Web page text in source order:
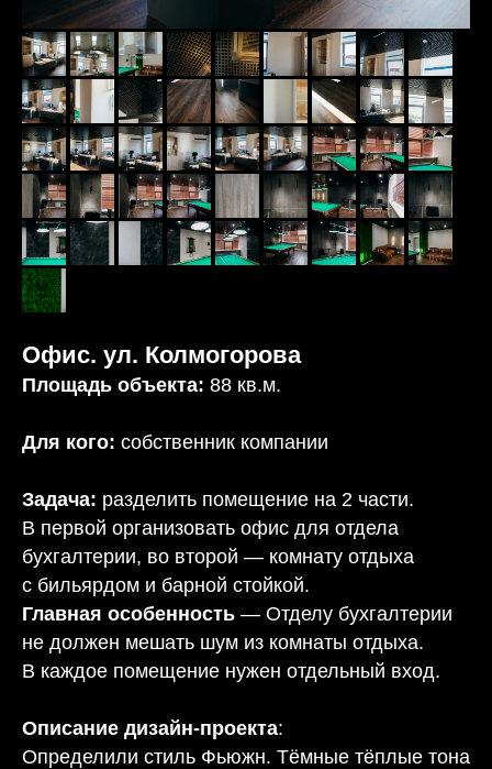
Офис. ул. Колмогорова
Площадь объекта: 88 кв.м.
Для кого: собственник компании
Задача: разделить помещение на 2 части.
В первой организовать офис для отдела
бухгалтерии, во второй — комнату отдыха
с бильярдом и барной стойкой.
Главная особенность — Отделу бухгалтерии
не должен мешать шум из комнаты отдыха.
В каждое помещение нужен отдельный вход.
Описание дизайн-проекта:
Определили стиль Фьюжн. Тёмные тёплые тона